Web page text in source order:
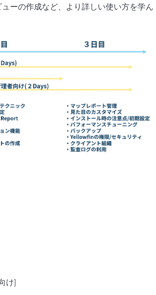
ーの作成など、より詳しい使い方を学ん
け]